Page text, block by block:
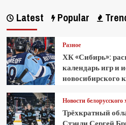
Latest Popular
Разное
ХК «Сибирь»:
календарь игр и
новосибирского
Новости белорусского
Трёхкратный